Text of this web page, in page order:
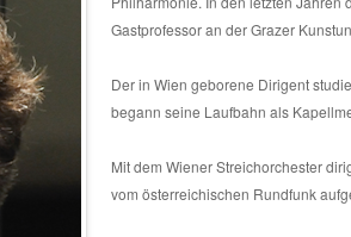
Gastprofessor an der Grazer
Der in Wien geborene Dirigent
begann seine Laufbahn als
Mit dem Wiener Streichorchester
vom österreichischen Rundfunk